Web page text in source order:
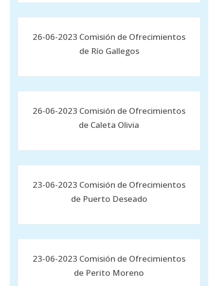
26-06-2023 Comisión de Ofrecimientos
de Río Gallegos
26-06-2023 Comisión de Ofrecimientos
de Caleta Olivia
23-06-2023 Comisión de Ofrecimientos
de Puerto Deseado
23-06-2023 Comisión de Ofrecimientos
de Perito Moreno